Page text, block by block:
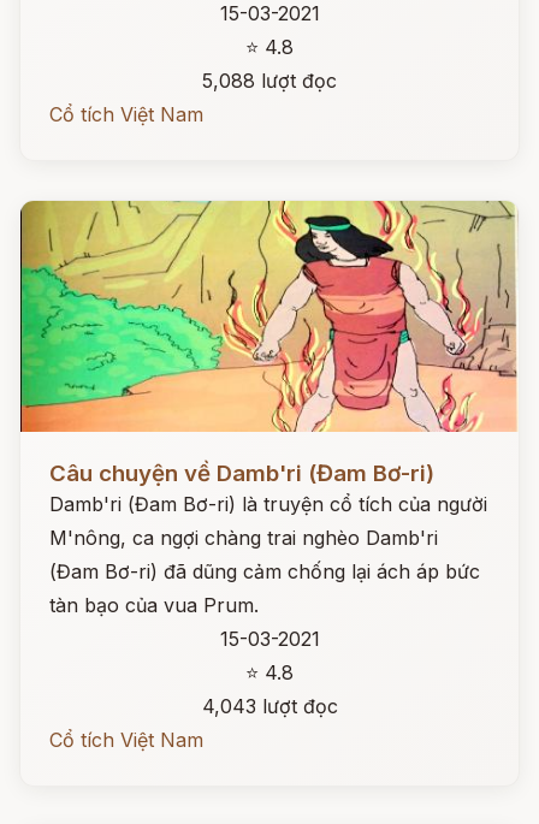
15-03-2021
⭐ 4.8
5,088 lượt đọc
Cổ tích Việt Nam
Câu chuyện về Damb'ri (Đam Bơ-ri)
Damb'ri (Đam Bơ-ri) là truyện cổ tích của người
M'nông, ca ngợi chàng trai nghèo Damb'ri
(Đam Bơ-ri) đã dũng cảm chống lại ách áp bức
tàn bạo của vua Prum.
15-03-2021
⭐ 4.8
4,043 lượt đọc
Cổ tích Việt Nam